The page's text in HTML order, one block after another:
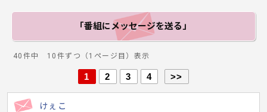
「番組にメッセージを送る」
40件中 10件ずつ（1ページ目）表示
1 2 3 4 >>
けぇこ